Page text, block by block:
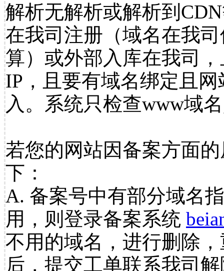
解析无解析或解析到
在我司注册（域名在我
算）或外部入库在我司
IP，且要有域名绑定且
入。系统只检查www域
若您的网站因备案方面
下：
A. 备案号中有部分域名
用，则登录备案系统
不用的域名，进行删除
后，提交工单联系我司